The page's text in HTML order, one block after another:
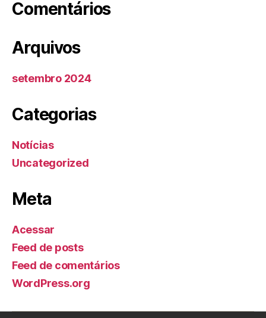
Comentários
Arquivos
setembro 2024
Categorias
Notícias
Uncategorized
Meta
Acessar
Feed de posts
Feed de comentários
WordPress.org